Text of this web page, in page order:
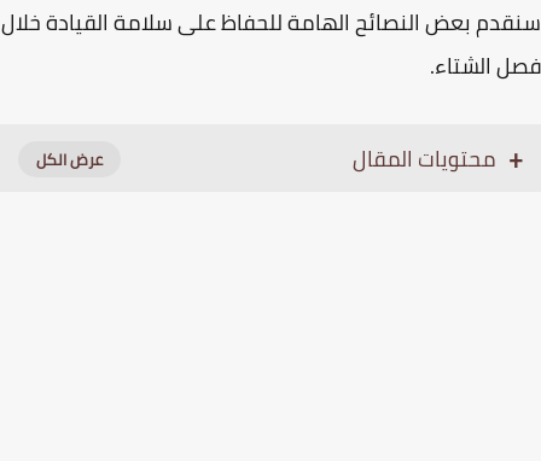
بعض النصائح الهامة للحفاظ على سلامة القيادة خلال
الشتاء.
محتويات المقال